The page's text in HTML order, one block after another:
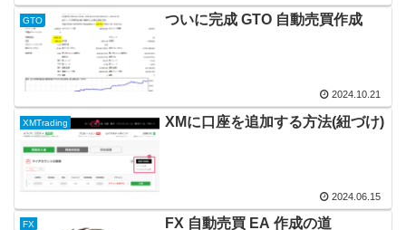
GTO ついに完成 GTO 自動売買作成
2024.10.21
XMTrading XMに口座を追加する方法(紐づけ)
2024.06.15
FX FX 自動売買 EA 作成の道